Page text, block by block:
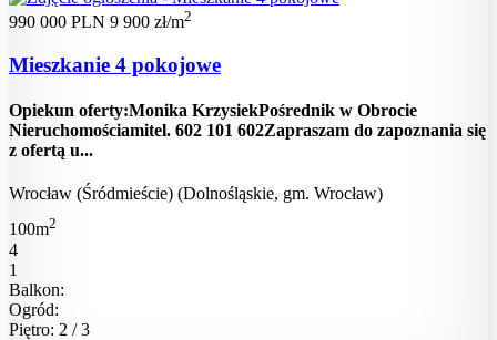
990 000 PLN 9 900 zł/m2
Mieszkanie 4 pokojowe
Opiekun oferty:Monika KrzysiekPośrednik w Obrocie
Nieruchomościamitel. 602 101 602Zapraszam do zapoznania się
z ofertą u...
Wrocław (Śródmieście) (Dolnośląskie, gm. Wrocław)
100m2
4
1
Balkon:
Ogród:
Piętro: 2 / 3